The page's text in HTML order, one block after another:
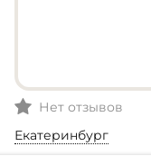
Нет отзывов
Екатеринбург